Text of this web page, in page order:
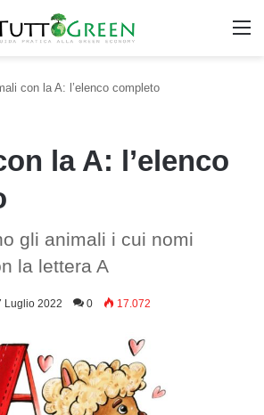
con la A: l’elenco completo
la A: l’elenco
gli animali i cui nomi
la lettera A
Luglio 2022 0 17.072